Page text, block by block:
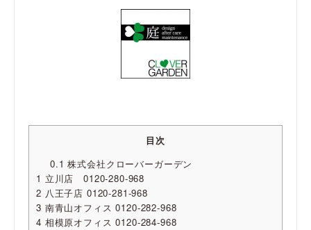
目次
0.1 株式会社クローバーガーデン
1 立川店 0120-280-968
2 八王子店 0120-281-968
3 南青山オフィス 0120-282-968
4 相模原オフィス 0120-284-968